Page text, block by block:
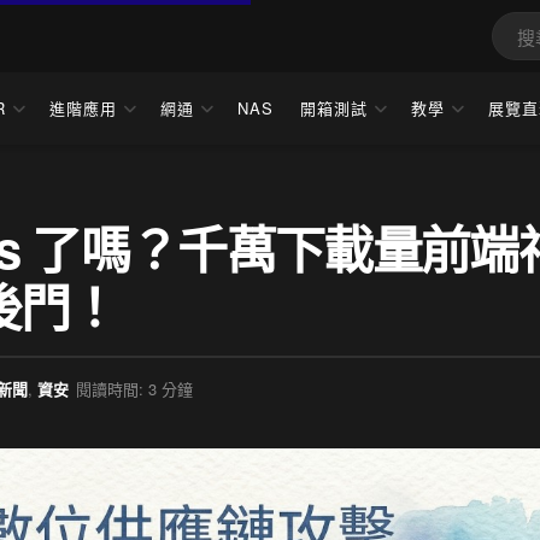
進階應用 網通 NAS 開箱測試 教學 展覽
嗎？千萬下載量前端
！
聞, 資安 閱讀時間: 3 分鐘